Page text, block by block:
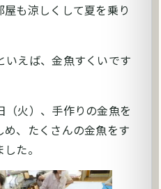
も涼しくして夏を乗り
いえば、金魚すくいです
（火）、手作りの金魚を
、たくさんの金魚をす
た。